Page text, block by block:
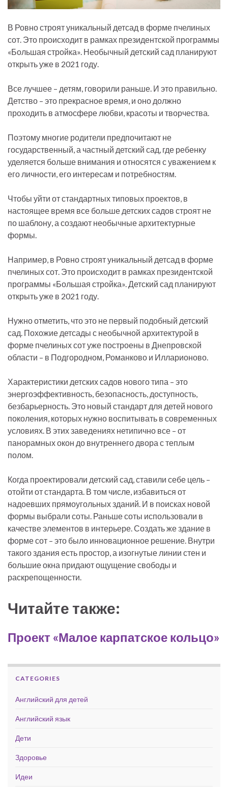
В Ровно строят уникальный детсад в форме пчелиных
сот. Это происходит в рамках президентской программы
«Большая стройка». Необычный детский сад планируют
открыть уже в 2021 году.
Все лучшее – детям, говорили раньше. И это правильно.
Детство – это прекрасное время, и оно должно
проходить в атмосфере любви, красоты и творчества.
Поэтому многие родители предпочитают не
государственный, а частный детский сад, где ребенку
уделяется больше внимания и относятся с уважением к
его личности, его интересам и потребностям.
Чтобы уйти от стандартных типовых проектов, в
настоящее время все больше детских садов строят не
по шаблону, а создают необычные архитектурные
формы.
Например, в Ровно строят уникальный детсад в форме
пчелиных сот. Это происходит в рамках президентской
программы «Большая стройка». Детский сад планируют
открыть уже в 2021 году.
Нужно отметить, что это не первый подобный детский
сад. Похожие детсады с необычной архитектурой в
форме пчелиных сот уже построены в Днепровской
области – в Подгородном, Романково и Илларионово.
Характеристики детских садов нового типа – это
энергоэффективность, безопасность, доступность,
безбарьерность. Это новый стандарт для детей нового
поколения, которых нужно воспитывать в современных
условиях. В этих заведениях нетипично все – от
панорамных окон до внутреннего двора с теплым
полом.
Когда проектировали детский сад, ставили себе цель –
отойти от стандарта. В том числе, избавиться от
надоевших прямоугольных зданий. И в поисках новой
формы выбрали соты. Раньше соты использовали в
качестве элементов в интерьере. Создать же здание в
форме сот – это было инновационное решение. Внутри
такого здания есть простор, а изогнутые линии стен и
большие окна придают ощущение свободы и
раскрепощенности.
Читайте также:
Проект «Малое карпатское кольцо»
CATEGORIES
Английский для детей
Английский язык
Дети
Здоровье
Идеи